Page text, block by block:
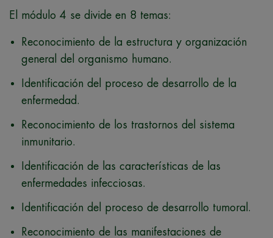
El módulo 4 se divide en 8 temas:
Reconocimiento de la estructura y organización
general del organismo humano.
Identificación del proceso de desarrollo de la
enfermedad.
Reconocimiento de los trastornos del sistema
inmunitario.
Identificación de las características de las
enfermedades infecciosas.
Identificación del proceso de desarrollo tumoral.
Reconocimiento de las manifestaciones de